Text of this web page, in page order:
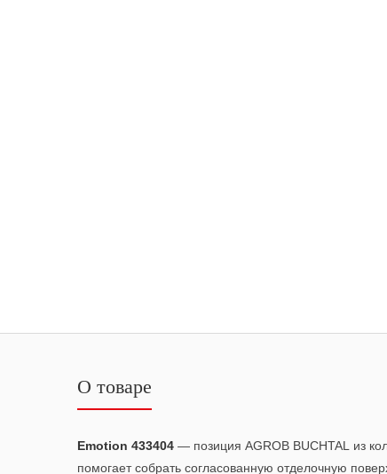
О товаре
Emotion 433404 — позиция AGROB BUCHTAL из
помогает собрать согласованную отделочную